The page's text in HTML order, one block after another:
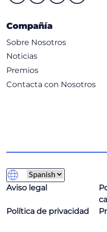
Compañía
Sobre Nosotros
Noticias
Premios
Contacta con Nosotros
Aviso legal
Política de privacidad